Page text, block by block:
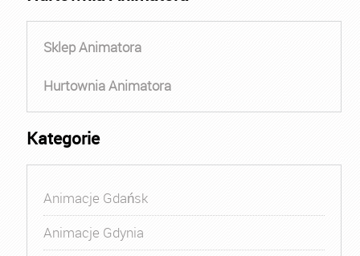
Sklep Animatora
Hurtownia Animatora
Kategorie
Animacje Gdańsk
Animacje Gdynia